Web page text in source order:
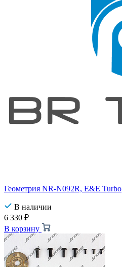
Геометрия NR-N092R, E&E Turbo
В наличии
6 330 ₽
В корзину